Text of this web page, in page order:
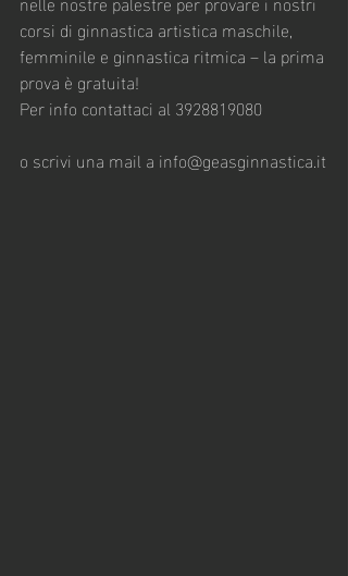
corsi di ginnastica artistica maschile,
femminile e ginnastica ritmica – la prima
prova è gratuita!
Per info contattaci al 3928819080
o scrivi una mail a info@geasginnastica.it